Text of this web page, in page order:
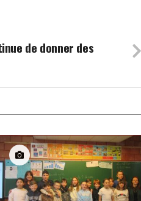
de donner des